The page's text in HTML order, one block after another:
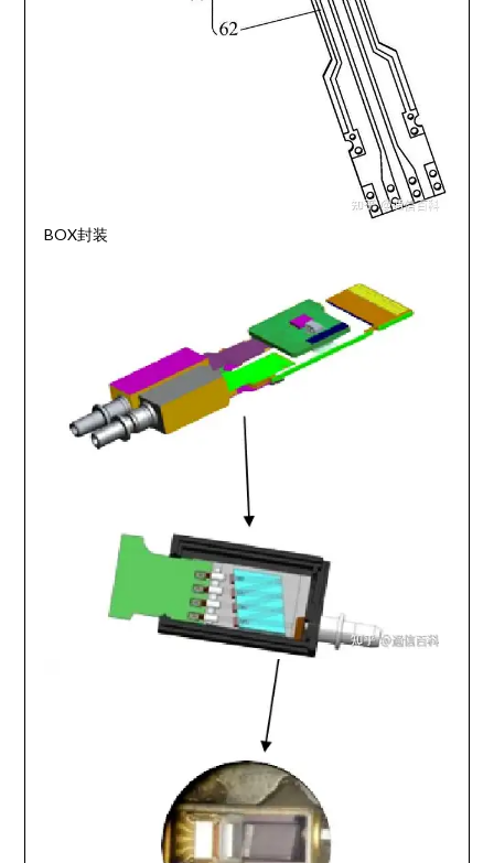
BOX封装